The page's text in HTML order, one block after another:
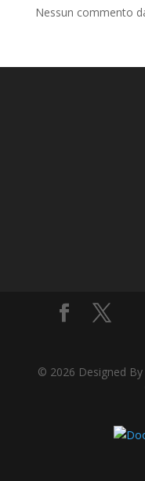
Nessun commento
© 2026 Designed By